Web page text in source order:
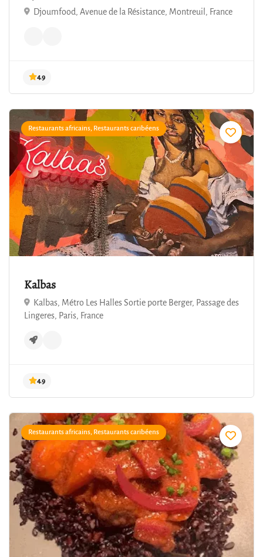
Djoumfood, Avenue de la Résistance, Montreuil, France
4.9
Restaurants africains, Restaurants caribéens
Kalbas
Kalbas, Métro Les Halles Sortie porte Berger, Passage des
Lingeres, Paris, France
Restaurants africains, Restaurants caribéens